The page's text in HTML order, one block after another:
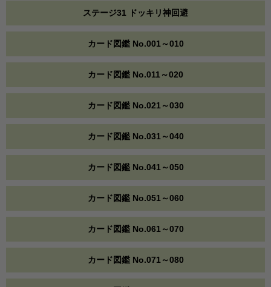
ステージ31 ドッキリ神回避
カード図鑑 No.001～010
カード図鑑 No.011～020
カード図鑑 No.021～030
カード図鑑 No.031～040
カード図鑑 No.041～050
カード図鑑 No.051～060
カード図鑑 No.061～070
カード図鑑 No.071～080